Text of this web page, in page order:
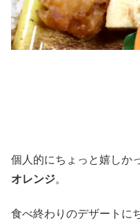
個人的にちょっと嬉しか
オレンジ。
食べ終わりのデザートに